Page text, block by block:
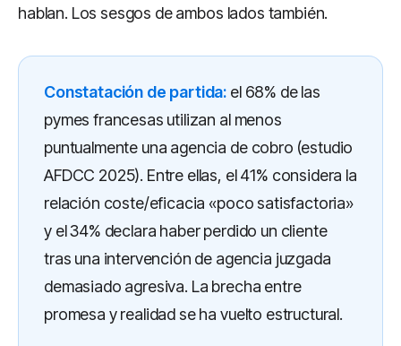
hablan. Los sesgos de ambos lados también.
Constatación de partida: el 68% de las
pymes francesas utilizan al menos
puntualmente una agencia de cobro (estudio
AFDCC 2025). Entre ellas, el 41% considera la
relación coste/eficacia «poco satisfactoria»
y el 34% declara haber perdido un cliente
tras una intervención de agencia juzgada
demasiado agresiva. La brecha entre
promesa y realidad se ha vuelto estructural.